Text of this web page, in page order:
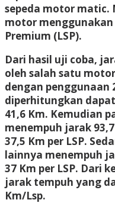
sepeda motor matic.
motor menggunakan
Premium (LSP).
Dari hasil uji coba,
oleh salah satu
dengan penggunaan
diperhitungkan
41,6 Km. Kemudian
menempuh jarak
37,5 Km per LSP.
lainnya menempuh
37 Km per LSP. Dari
jarak tempuh yang
Km/Lsp.